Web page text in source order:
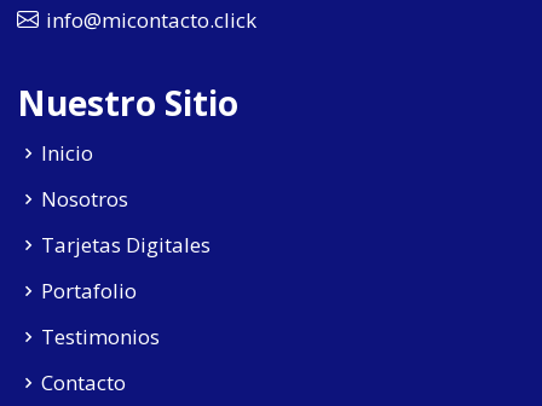
info@micontacto.click
Nuestro Sitio
Inicio
Nosotros
Tarjetas Digitales
Portafolio
Testimonios
Contacto